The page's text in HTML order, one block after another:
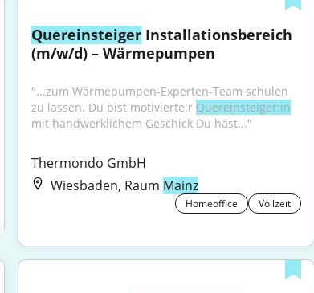
Quereinsteiger Installationsbereich
(m/w/d) – Wärmepumpen
"...zum Wärmepumpen-Experten-Team schulen
zu lassen. Du bist motivierte:r Quereinsteiger:in
mit handwerklichem Geschick Du hast..."
Thermondo GmbH
Wiesbaden, Raum Mainz
Homeoffice Vollzeit